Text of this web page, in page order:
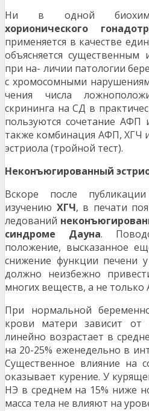
Ни в одной
хорионического
применяется в качестве
объясняется существенным
при на- личии патологии
с хромосомными
чения числа
скрининга на СД в
пользуются сочетание АФП
также комбинация АФП, ХГЧ
эстриола (тройной тест).
Неконъюгированный
Вскоре после
изучению ХГЧ, в печати
ледований
синдроме Дауна.
положение, высказанное
снижение функции печени
должно неизбежно
многих веществ, а не только
При нормальной
крови матери зависит от
линейно возрастает в
на 20-25% еженедельно в
Существенное влияние на
оказывает курение. У
НЭ в среднем на 15% ниже
масса тела не влияют на